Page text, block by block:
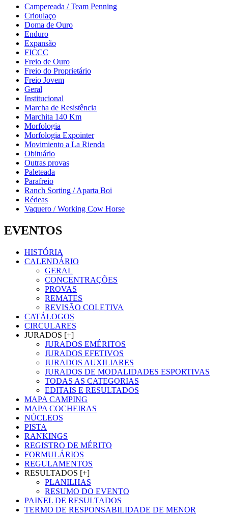
Campereada / Team Penning
Crioulaço
Doma de Ouro
Enduro
Expansão
FICCC
Freio de Ouro
Freio do Proprietário
Freio Jovem
Geral
Institucional
Marcha de Resistência
Marchita 140 Km
Morfologia
Morfologia Expointer
Movimiento a La Rienda
Obituário
Outras provas
Paleteada
Parafreio
Ranch Sorting / Aparta Boi
Rédeas
Vaquero / Working Cow Horse
EVENTOS
HISTÓRIA
CALENDÁRIO
GERAL
CONCENTRAÇÕES
PROVAS
REMATES
REVISÃO COLETIVA
CATÁLOGOS
CIRCULARES
JURADOS [+]
JURADOS EMÉRITOS
JURADOS EFETIVOS
JURADOS AUXILIARES
JURADOS DE MODALIDADES ESPORTIVAS
TODAS AS CATEGORIAS
EDITAIS E RESULTADOS
MAPA CAMPING
MAPA COCHEIRAS
NÚCLEOS
PISTA
RANKINGS
REGISTRO DE MÉRITO
FORMULÁRIOS
REGULAMENTOS
RESULTADOS [+]
PLANILHAS
RESUMO DO EVENTO
PAINEL DE RESULTADOS
TERMO DE RESPONSABILIDADE DE MENOR